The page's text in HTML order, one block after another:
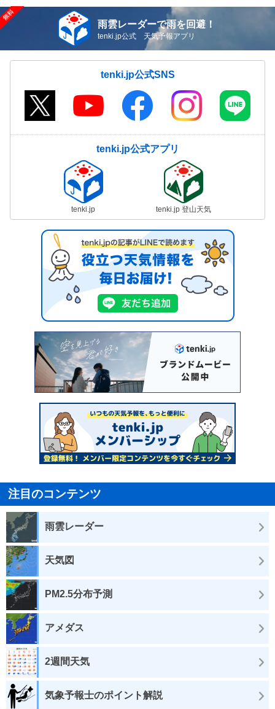
雨雲レーダーで雨を回避！
tenki.jp公式 天気予報アプリ
tenki.jp公式SNS
tenki.jp公式アプリ
tenki.jp tenki.jp 登山天気
注目のコンテンツ
雨雲レーダー
天気図
PM2.5分布予測
アメダス
2週間天気
気象予報士のポイント解説